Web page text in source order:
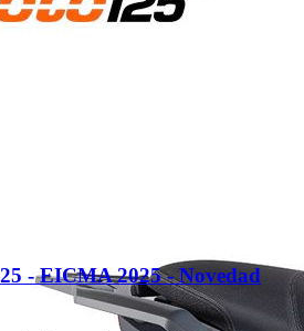
- EICMA 2025 - Novedad